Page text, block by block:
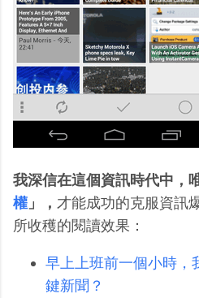
我深信在這個資訊時代中，
權 」， 才能成功的克服資訊
所收穫的閱讀效果：
早上上班前一個小時，
鍵新聞？